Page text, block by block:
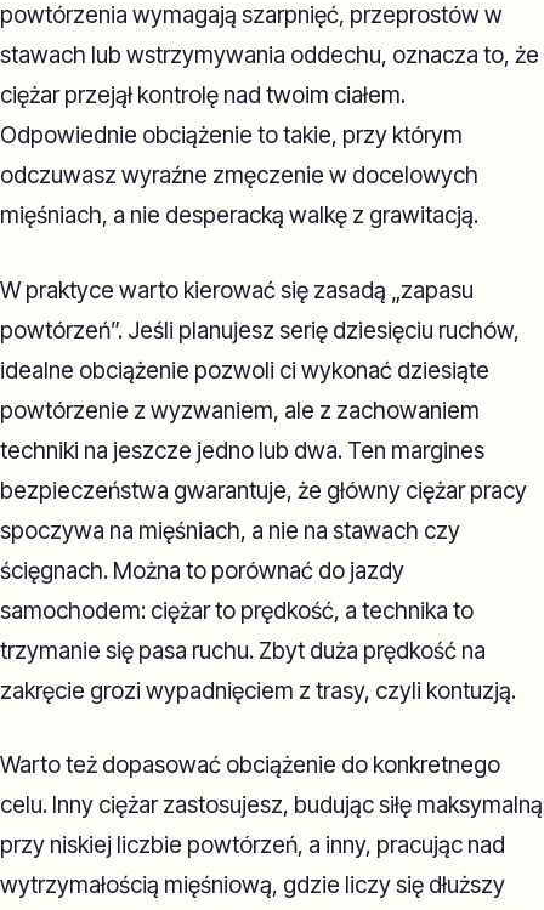
powtórzenia wymagają szarpnięć, przeprostów w
stawach lub wstrzymywania oddechu, oznacza to, że
ciężar przejął kontrolę nad twoim ciałem.
Odpowiednie obciążenie to takie, przy którym
odczuwasz wyraźne zmęczenie w docelowych
mięśniach, a nie desperacką walkę z grawitacją.
W praktyce warto kierować się zasadą „zapasu
powtórzeń”. Jeśli planujesz serię dziesięciu ruchów,
idealne obciążenie pozwoli ci wykonać dziesiąte
powtórzenie z wyzwaniem, ale z zachowaniem
techniki na jeszcze jedno lub dwa. Ten margines
bezpieczeństwa gwarantuje, że główny ciężar pracy
spoczywa na mięśniach, a nie na stawach czy
ścięgnach. Można to porównać do jazdy
samochodem: ciężar to prędkość, a technika to
trzymanie się pasa ruchu. Zbyt duża prędkość na
zakręcie grozi wypadnięciem z trasy, czyli kontuzją.
Warto też dopasować obciążenie do konkretnego
celu. Inny ciężar zastosujesz, budując siłę maksymalną
przy niskiej liczbie powtórzeń, a inny, pracując nad
wytrzymałością mięśniową, gdzie liczy się dłuższy